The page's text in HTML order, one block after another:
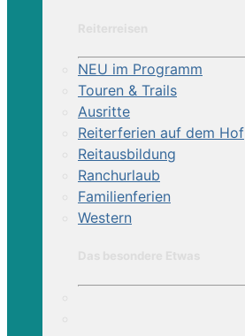
NEU im Programm
Touren & Trails
Ausritte
Reiterferien auf dem Hof
Reitausbildung
Ranchurlaub
Familienferien
Western